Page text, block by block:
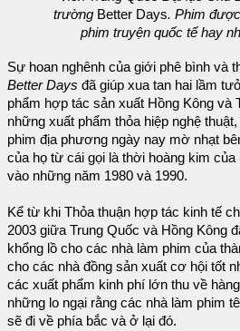
trườngBetter Days. Phim
phim truyện quốc tế hay
Sự hoan nghênh của giới phê bình và
Better Days đã giúp xua tan hai lầm
phẩm hợp tác sản xuất Hồng Kông và
những xuất phẩm thỏa hiệp nghệ
phim địa phương ngày nay mờ nhạt
của họ từ cái gọi là thời hoàng kim của
vào những năm 1980 và 1990.
Kể từ khi Thỏa thuận hợp tác kinh tế
2003 giữa Trung Quốc và Hồng Kông
khổng lồ cho các nhà làm phim của
cho các nhà đồng sản xuất cơ hội tốt
các xuất phẩm kinh phí lớn thu về
những lo ngại rằng các nhà làm phim
sẽ đi về phía bắc và ở lại đó.